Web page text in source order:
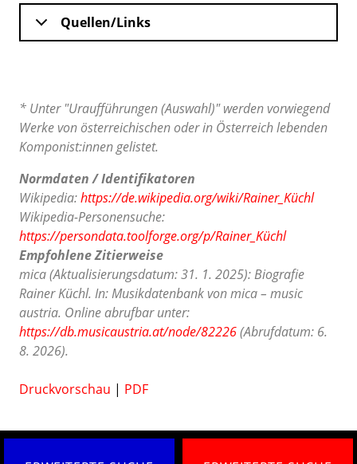
Quellen/Links
* Unter "Uraufführungen (Auswahl)" werden vorwiegend
Werke von österreichischen oder in Österreich lebenden
Komponist:innen gelistet.
Normdaten / Identifikatoren
Wikipedia:https://de.wikipedia.org/wiki/Rainer_Küchl
Wikipedia-Personensuche:
https://persondata.toolforge.org/p/Rainer_Küchl
Empfohlene Zitierweise
mica (Aktualisierungsdatum: 31. 1. 2025): Biografie
Rainer Küchl. In: Musikdatenbank von mica – music
austria. Online abrufbar unter:
https://db.musicaustria.at/node/82226(Abrufdatum: 6.
8. 2026).
Druckvorschau | PDF